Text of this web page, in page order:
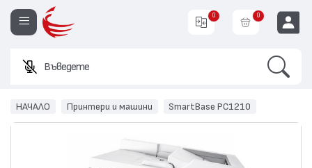
Въведете име
0 0
НАЧАЛО Принтери и машини SmartBase PC1210